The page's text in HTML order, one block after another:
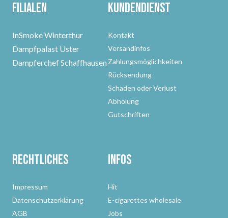
Filialen
InSmoke Winterthur
Dampfpalast Uster
Dampferchef Schaffhausen
Kundendienst
Kontakt
Versandinfos
Zahlungsmöglichkeiten
Rücksendung
Schaden oder Verlust
Abholung
Gutschriften
Rechtliches
Impressum
Datenschutzerklärung
AGB
Infos
Hit
E-cigarettes wholesale
Jobs